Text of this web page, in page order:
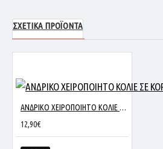
ΣΧΕΤΙΚΆ ΠΡΟΪΌΝΤΑ
ΑΝΔΡΙΚΟ ΧΕΙΡΟΠΟΙΗΤΟ ΚΟΛΙΕ ΣΕ ΚΟΡΔΟΝΙ ΜΑΣΚΑ ΠΡΟΣΩΠΟΥ ΑΤΣΑΛΙ
12,90€